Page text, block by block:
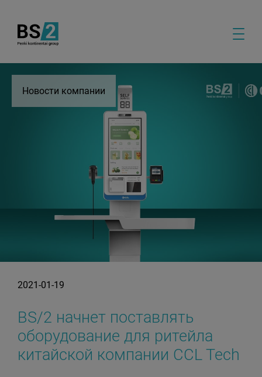
Новости компании
2021-01-19
BS/2 начнет поставлять
оборудование для ритейла
китайской компании ССL Tech